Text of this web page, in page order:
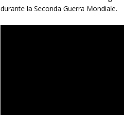
durante la Seconda Guerra Mondiale.